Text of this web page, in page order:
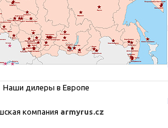
Наши дилеры в Европе
компания armyrus.cz